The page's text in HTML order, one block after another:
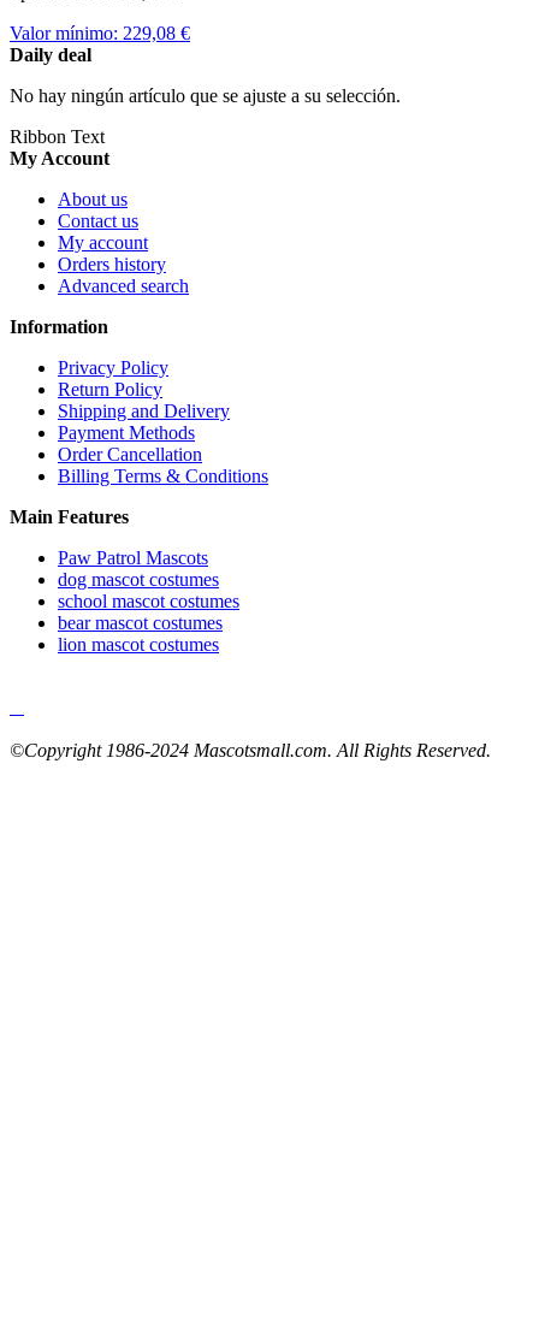
Valor mínimo: 229,08 €
Daily deal
No hay ningún artículo que se ajuste a su selección.
Ribbon Text
My Account
About us
Contact us
My account
Orders history
Advanced search
Information
Privacy Policy
Return Policy
Shipping and Delivery
Payment Methods
Order Cancellation
Billing Terms & Conditions
Main Features
Paw Patrol Mascots
dog mascot costumes
school mascot costumes
bear mascot costumes
lion mascot costumes
©Copyright 1986-2024 Mascotsmall.com. All Rights Reserved.